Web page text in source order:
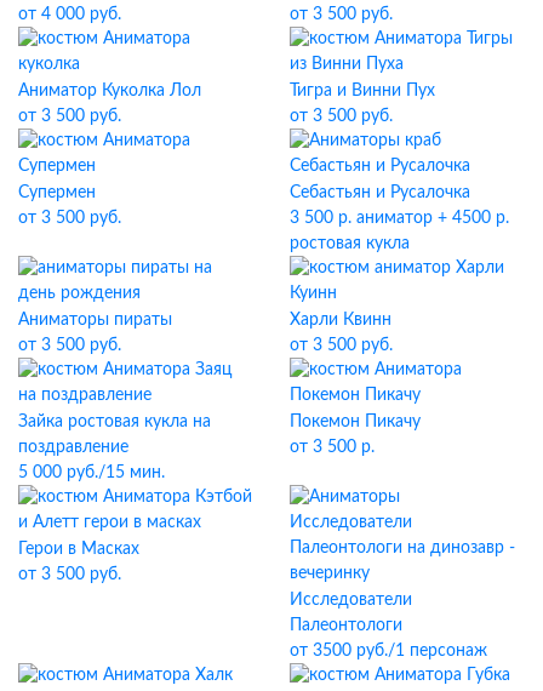
от 4 000 руб.
от 3 500 руб.
Аниматор Куколка Лол
от 3 500 руб.
Тигра и Винни Пух
от 3 500 руб.
Супермен
от 3 500 руб.
Себастьян и Русалочка
3 500 р. аниматор + 4500 р.
ростовая кукла
Аниматоры пираты
от 3 500 руб.
Харли Квинн
от 3 500 руб.
Зайка ростовая кукла на
поздравление
5 000 руб./15 мин.
Покемон Пикачу
от 3 500 р.
Герои в Масках
от 3 500 руб.
Исследователи
Палеонтологи
от 3500 руб./1 персонаж